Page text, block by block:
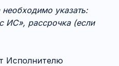
указать:
ИС», рассрочка (если
Исполнителю